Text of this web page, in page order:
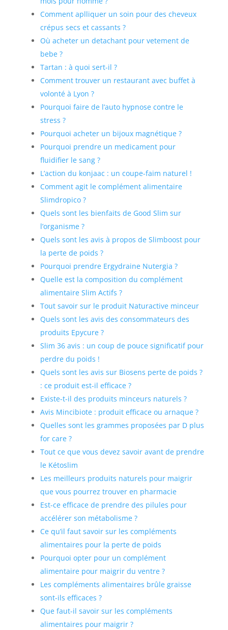
Comment aplliquer un soin pour des cheveux
crépus secs et cassants ?
Où acheter un detachant pour vetement de
bebe ?
Tartan : à quoi sert-il ?
Comment trouver un restaurant avec buffet à
volonté à Lyon ?
Pourquoi faire de l’auto hypnose contre le
stress ?
Pourquoi acheter un bijoux magnétique ?
Pourquoi prendre un medicament pour
fluidifier le sang ?
L’action du konjaac : un coupe-faim naturel !
Comment agit le complément alimentaire
Slimdropico ?
Quels sont les bienfaits de Good Slim sur
l’organisme ?
Quels sont les avis à propos de Slimboost pour
la perte de poids ?
Pourquoi prendre Ergydraine Nutergia ?
Quelle est la composition du complément
alimentaire Slim Actifs ?
Tout savoir sur le produit Naturactive minceur
Quels sont les avis des consommateurs des
produits Epycure ?
Slim 36 avis : un coup de pouce significatif pour
perdre du poids !
Quels sont les avis sur Biosens perte de poids ?
: ce produit est-il efficace ?
Existe-t-il des produits minceurs naturels ?
Avis Mincibiote : produit efficace ou arnaque ?
Quelles sont les grammes proposées par D plus
for care ?
Tout ce que vous devez savoir avant de prendre
le Kétoslim
Les meilleurs produits naturels pour maigrir
que vous pourrez trouver en pharmacie
Est-ce efficace de prendre des pilules pour
accélérer son métabolisme ?
Ce qu’il faut savoir sur les compléments
alimentaires pour la perte de poids
Pourquoi opter pour un complément
alimentaire pour maigrir du ventre ?
Les compléments alimentaires brûle graisse
sont-ils efficaces ?
Que faut-il savoir sur les compléments
alimentaires pour maigrir ?